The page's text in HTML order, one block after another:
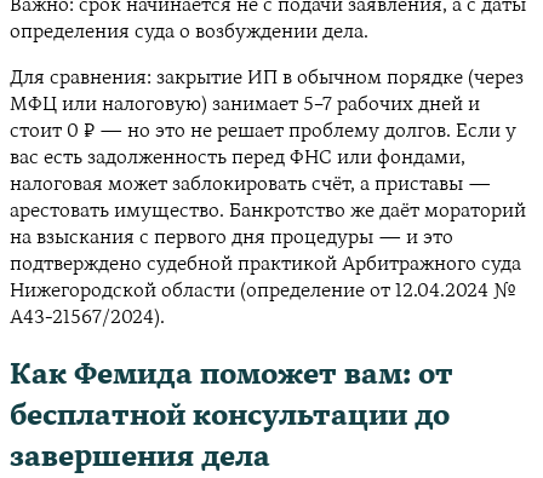
Важно: срок начинается не с подачи заявления, а с даты
определения суда о возбуждении дела.
Для сравнения: закрытие ИП в обычном порядке (через
МФЦ или налоговую) занимает 5–7 рабочих дней и
стоит 0 ₽ — но это не решает проблему долгов. Если у
вас есть задолженность перед ФНС или фондами,
налоговая может заблокировать счёт, а приставы —
арестовать имущество. Банкротство же даёт мораторий
на взыскания с первого дня процедуры — и это
подтверждено судебной практикой Арбитражного суда
Нижегородской области (определение от 12.04.2024 №
А43-21567/2024).
Как Фемида поможет вам: от
бесплатной консультации до
завершения дела